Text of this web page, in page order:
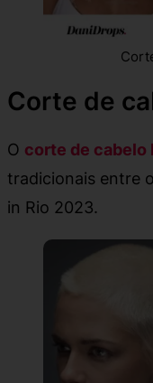
Corte de
O corte de cabelo
tradicionais entre
in Rio 2023.